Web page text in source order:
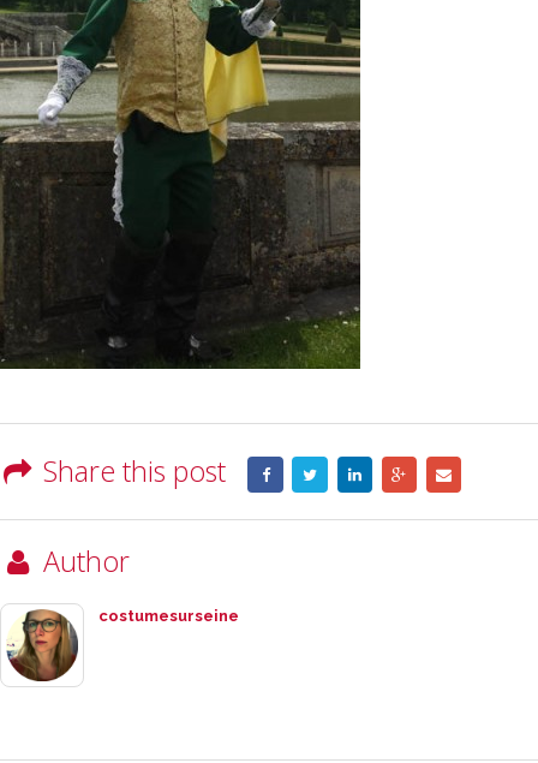
Share this post
Author
costumesurseine